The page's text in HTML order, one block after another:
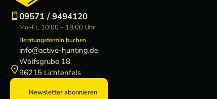
09571 / 9494120
Mo–Fr, 10:00 – 18:00 Uhr
Beratungstermin buchen
info@active-hunting.de
Wolfsgrube 18
96215 Lichtenfels
Newsletter abonnieren